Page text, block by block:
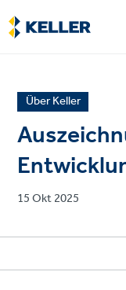
Skip
to
main
News
article
category
Über Keller
Published
15 Okt 2025